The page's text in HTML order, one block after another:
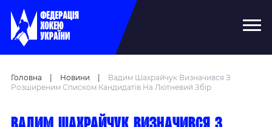
Головна Новини
Вадим Шахрайчук Визначився З
Розширеним Списком Кандидатів На Лютневий Збір
Вадим Шахрайчук визначився з